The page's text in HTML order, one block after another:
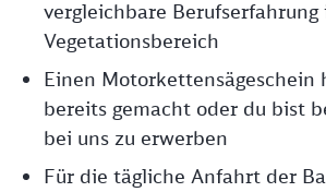
vergleichbare Berufserfahrung
Vegetationsbereich
Einen Motorkettensägeschein
bereits gemacht oder du bist
bei uns zu erwerben
Für die tägliche Anfahrt der